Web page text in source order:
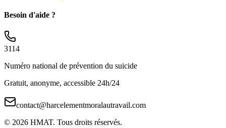
Besoin d'aide ?
3114
Numéro national de prévention du suicide
Gratuit, anonyme, accessible 24h/24
contact@harcelementmoralautravail.com
© 2026 HMAT. Tous droits réservés.